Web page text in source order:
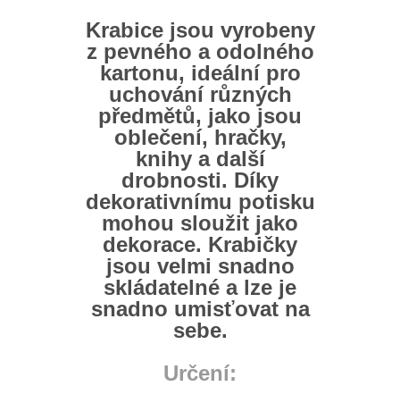
Krabice jsou vyrobeny
z pevného a odolného
kartonu, ideální pro
uchování různých
předmětů, jako jsou
oblečení, hračky,
knihy a další
drobnosti. Díky
dekorativnímu potisku
mohou sloužit jako
dekorace. Krabičky
jsou velmi snadno
skládatelné a lze je
snadno umisťovat na
sebe.
Určení: